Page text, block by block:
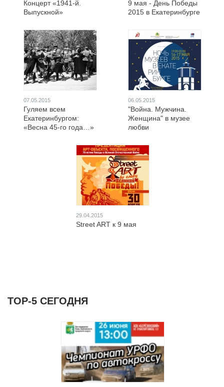
Концерт «1941-й.
Выпускной»
9 мая - День Победы
2015 в Екатеринбурге
07.05.2015
Гуляем всем
Екатеринбургом:
«Весна 45-го года…»
06.05.2015
"Война. Мужчина.
Женщина" в музее
любви
29.04.2015
Street ART к 9 мая
ТОР-5 СЕГОДНЯ